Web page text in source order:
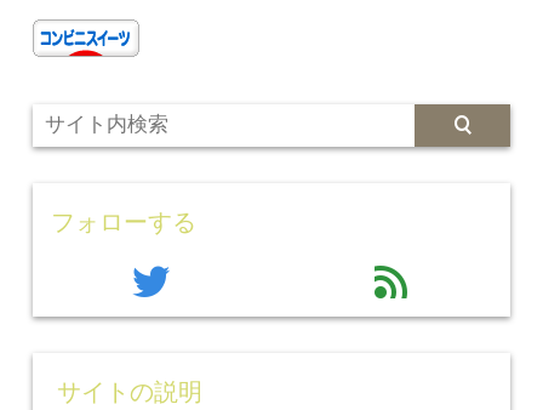
フォローする
twitter feed
サイトの説明